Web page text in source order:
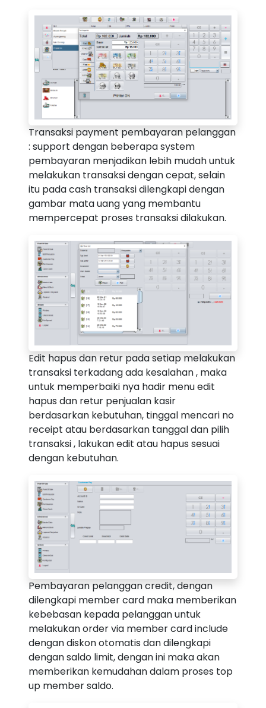
Transaksi payment pembayaran pelanggan
: support dengan beberapa system
pembayaran menjadikan lebih mudah untuk
melakukan transaksi dengan cepat, selain
itu pada cash transaksi dilengkapi dengan
gambar mata uang yang membantu
mempercepat proses transaksi dilakukan.
Edit hapus dan retur pada setiap melakukan
transaksi terkadang ada kesalahan , maka
untuk memperbaiki nya hadir menu edit
hapus dan retur penjualan kasir
berdasarkan kebutuhan, tinggal mencari no
receipt atau berdasarkan tanggal dan pilih
transaksi , lakukan edit atau hapus sesuai
dengan kebutuhan.
Pembayaran pelanggan credit, dengan
dilengkapi member card maka memberikan
kebebasan kepada pelanggan untuk
melakukan order via member card include
dengan diskon otomatis dan dilengkapi
dengan saldo limit, dengan ini maka akan
memberikan kemudahan dalam proses top
up member saldo.